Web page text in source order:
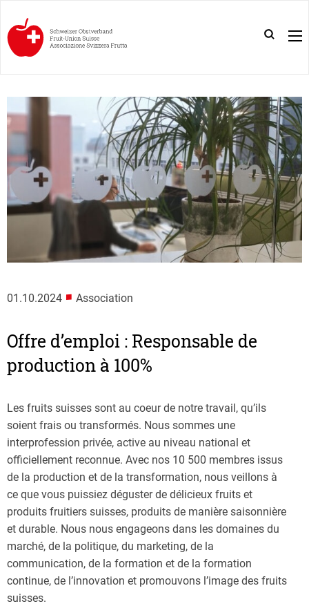
01.10.2024 ■ Association
Offre d’emploi : Responsable de
production à 100%
Les fruits suisses sont au coeur de notre travail, qu’ils
soient frais ou transformés. Nous sommes une
interprofession privée, active au niveau national et
officiellement reconnue. Avec nos 10 500 membres issus
de la production et de la transformation, nous veillons à
ce que vous puissiez déguster de délicieux fruits et
produits fruitiers suisses, produits de manière saisonnière
et durable. Nous nous engageons dans les domaines du
marché, de la politique, du marketing, de la
communication, de la formation et de la formation
continue, de l’innovation et promouvons l’image des fruits
suisses.